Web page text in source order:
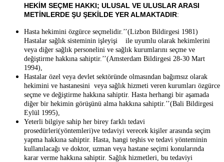
HEKİM SEÇME HAKKI; ULUSAL VE ULUSLAR ARASI
METİNLERDE ŞU ŞEKİLDE YER ALMAKTADIR:
Hasta hekimini özgürce seçmelidir.’’(Lizbon Bildirgesi 1981)
Hastalar sağlık sisteminin işleyişi ile uyumlu olarak hekimlerini
veya diğer sağlık personelini ve sağlık kurumlarını seçme ve
değiştirme hakkına sahiptir.’’(Amsterdam Bildirgesi 28-30 Mart
1994),
Hastalar özel veya devlet sektöründe olmasından bağımsız olarak
hekimini ve hastanesini veya sağlık hizmeti veren kurumları özgürce
seçme ve değiştirme hakkına sahiptir. Hasta herhangi bir aşamada
diğer bir hekimin görüşünü alma hakkına sahiptir.’’(Bali Bildirgesi
Eylül 1995),
Yeterli bilgiye sahip her birey farklı tedavi
prosedürleri(yöntemleri)ve tedaviyi verecek kişiler arasında seçim
yapma hakkına sahiptir. Hasta, hangi teşhis ve tedavi yönteminin
kullanılacağı ve doktor, uzman veya hastane seçimi konularında
karar verme hakkına sahiptir. Sağlık hizmetleri, bu tedaviyi